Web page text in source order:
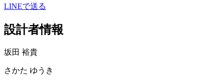
LINEで送る
設計者情報
坂田 裕貴
さかた ゆうき